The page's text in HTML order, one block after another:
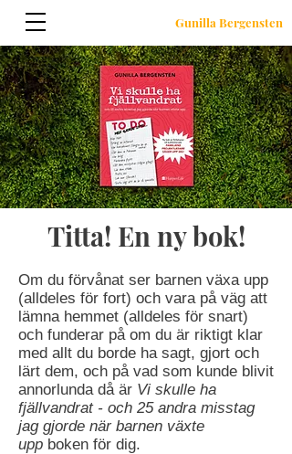
Gunilla Bergensten
Titta! En ny bok!
Om du förvånat ser barnen växa upp
(alldeles för fort) och vara på väg att
lämna hemmet (alldeles för snart)
och funderar på om du är riktigt klar
med allt du borde ha sagt, gjort och
lärt dem, och på vad som kunde blivit
annorlunda då är Vi skulle ha
fjällvandrat - och 25 andra misstag
jag gjorde när barnen växte
upp boken för dig.